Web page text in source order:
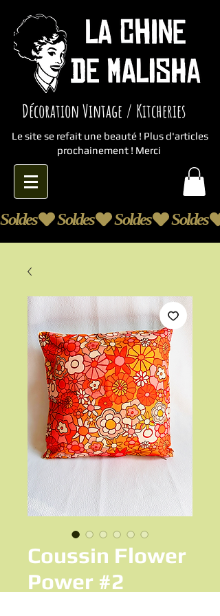
Décoration Vintage / Kitcheries
Le site se refait une beauté ! Plus d'articles
prochainement ! Merci
Soldes
Coussin Flower
Power #2